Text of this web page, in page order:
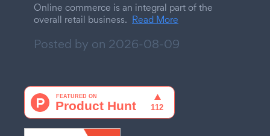
Online commerce is an integral part of the
overall retail business. Read More
Posted by on 2026-08-09